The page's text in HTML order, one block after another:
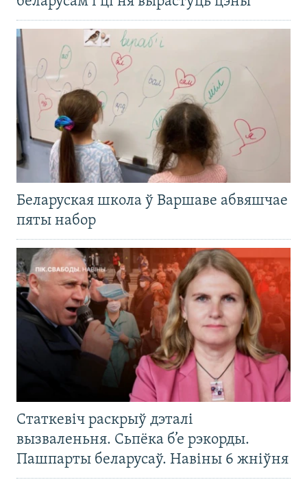
Беларуская школа ў Варшаве абвяшчае
пяты набор
Статкевіч раскрыў дэталі
вызваленьня. Сьпёка б’е рэкорды.
Пашпарты беларусаў. Навіны 6 жніўня